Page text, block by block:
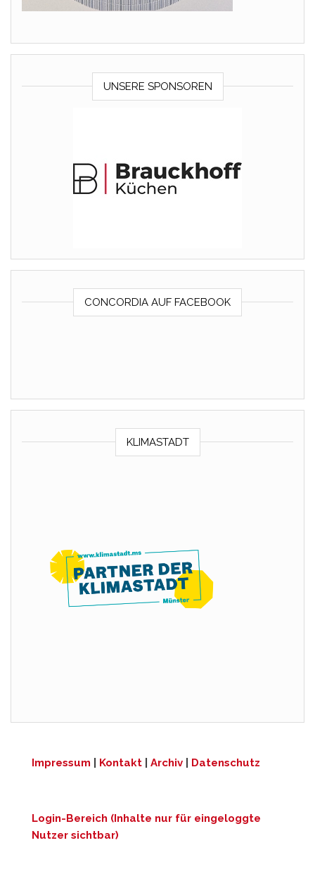
UNSERE SPONSOREN
CONCORDIA AUF FACEBOOK
KLIMASTADT
Impressum Kontakt Archiv Datenschutz
Login-Bereich (Inhalte nur für eingeloggte
Nutzer sichtbar)